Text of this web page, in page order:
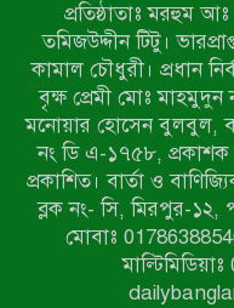
প্রতিষ্ঠাতাঃ মরহুম
তমিজউদ্দীন টিটু।
কামাল চৌধুরী। প্রধান
বৃক্ষ প্রেমী মোঃ
মনোয়ার হোসেন বুলবুল,
নং ডি এ-১৭৫৮, প্রকাশক
প্রকাশিত। বার্তা ও
ব্লক নং- সি, মিরপুর-১২,
মোবাঃ